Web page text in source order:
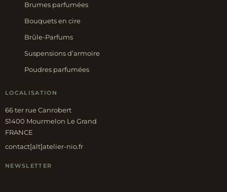
Brumes parfumées
Bouquets en cire
Brûle-Parfums
Suspensions d’armoire
Poudres parfumées
LOCALISATION
66 ter rue Canrobert
51400 Mourmelon Le Grand
FRANCE
contact[alt]atelier-nio.fr
NEWSLETTER